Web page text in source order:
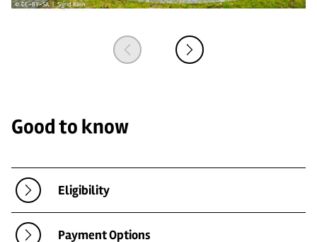
© CC-BY-SA | Sigrid Klein
Good to know
Eligibility
Payment Options